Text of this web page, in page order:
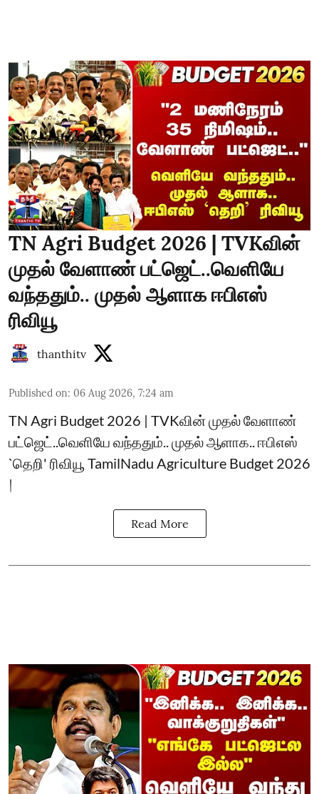
TN Agri Budget 2026 | TVKவின்
முதல் வேளாண் பட்ஜெட்..வெளியே
வந்ததும்.. முதல் ஆளாக ஈபிஎஸ்
ரிவியூ
thanthitv
Published on: 06 Aug 2026, 7:24 am
TN Agri Budget 2026 | TVKவின் முதல் வேளாண்
பட்ஜெட்..வெளியே வந்ததும்.. முதல் ஆளாக.. ஈபிஎஸ்
`தெறி' ரிவியூ TamilNadu Agriculture Budget 2026
|
Read More